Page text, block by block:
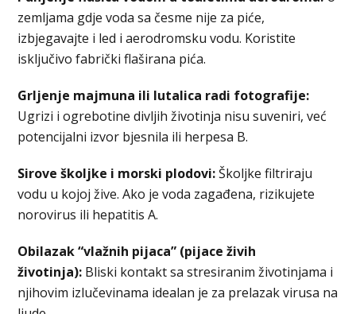
zemljama gdje voda sa česme nije za piće,
izbjegavajte i led i aerodromsku vodu. Koristite
isključivo fabrički flaširana pića.
Grljenje majmuna ili lutalica radi fotografije:
Ugrizi i ogrebotine divljih životinja nisu suveniri, već
potencijalni izvor bjesnila ili herpesa B.
Sirove školjke i morski plodovi:Školjke filtriraju
vodu u kojoj žive. Ako je voda zagađena, rizikujete
norovirus ili hepatitis A.
Obilazak “vlažnih pijaca” (pijace živih
životinja): Bliski kontakt sa stresiranim životinjama i
njihovim izlučevinama idealan je za prelazak virusa na